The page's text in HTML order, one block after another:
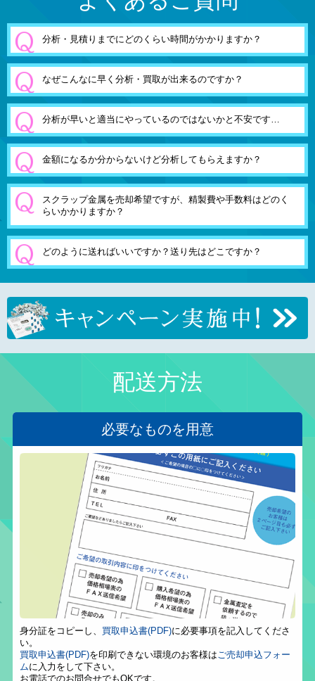
分析・見積りまでにどのくらい時間がかかりますか？
なぜこんなに早く分析・買取が出来るのですか？
分析が早いと適当にやっているのではないかと不安です…
金額になるか分からないけど分析してもらえますか？
スクラップ金属を売却希望ですが、精製費や手数料はどのく
らいかかりますか？
どのように送ればいいですか？送り先はどこですか？
配送方法
必要なものを用意
身分証をコピーし、 買取申込書(PDF)に必要事項を記入してくださ
い。
買取申込書(PDF)を印刷できない環境のお客様はご売却申込フォー
ムに入力をして下さい。
お電話でのお問合せでもOKです。